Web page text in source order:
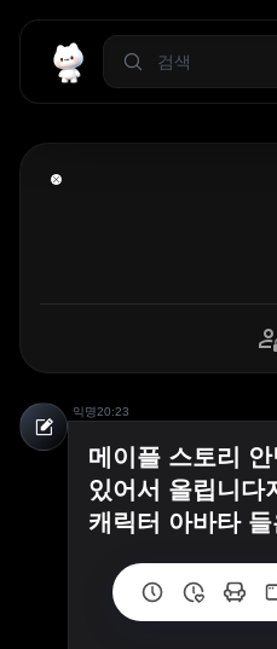
익명20:23
메이플 스토리 안
있어서 올립니다
캐릭터 아바타 들